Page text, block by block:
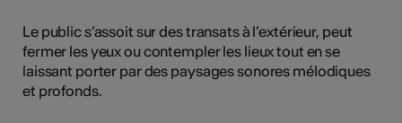
Le public s’assoit sur des transats à l’extérieur, peut
fermer les yeux ou contempler les lieux tout en se
laissant porter par des paysages sonores mélodiques
et profonds.